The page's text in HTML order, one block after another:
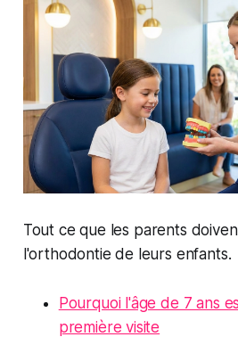
Tout ce que les parents
l'orthodontie de leurs enfants.
Pourquoi l'âge de 7 ans
première visite